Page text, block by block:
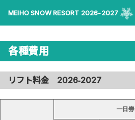
MEIHO SNOW RESORT 2026-2027
各種費用
リフト料金 2026‐2027
一日券